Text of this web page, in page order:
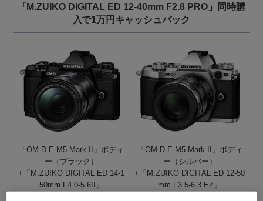
「M.ZUIKO DIGITAL ED 12-40mm F2.8 PRO」同時購
入で1万円キャッシュバック
「OM-D E-M5 Mark II」ボディ
ー（ブラック）
+「M.ZUIKO DIGITAL ED 14-1
50mm F4.0-5.6II」
「OM-D E-M5 Mark II」ボディ
ー（シルバー）
+「M.ZUIKO DIGITAL ED 12-50
mm F3.5-6.3 EZ」